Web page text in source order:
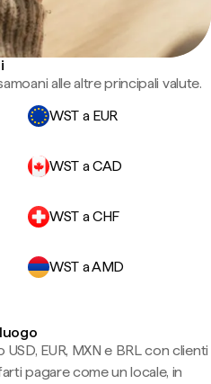
alle altre principali valute.
WST a EUR
WST a CAD
WST a CHF
WST a AMD
EUR, MXN e BRL con clienti
pagare come un locale, in